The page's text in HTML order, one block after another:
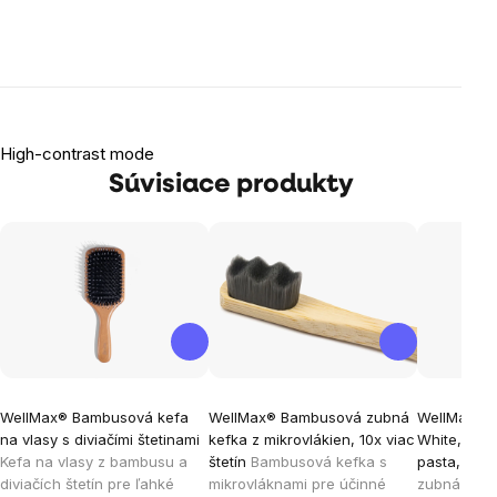
High-contrast mode
Súvisiace produkty
WellMax® Bambusová kefa
na vlasy s diviačími štetinami
Kefa na vlasy z bambusu a
diviačích štetín pre ľahké
WellMax® Bambusová zubná
kefka z mikrovlákien, 10x viac
štetín Bambusová kefka s
mikrovláknami pre účinné
WellMax®
White,
pasta, 105
zubná